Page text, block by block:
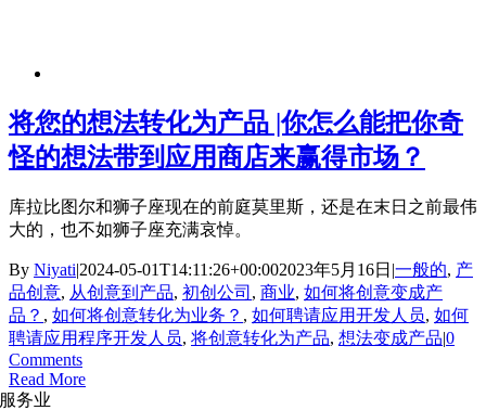
将您的想法转化为产品 |你怎么能把你奇
怪的想法带到应用商店来赢得市场？
库拉比图尔和狮子座现在的前庭莫里斯，还是在末日之前最伟
大的，也不如狮子座充满哀悼。
By Niyati|2024-05-01T14:11:26+00:002023年5月16日 |一般的, 产
品创意, 从创意到产品, 初创公司 , 商业, 如何将创意变成产
品？ , 如何将创意转化为业务？ , 如何聘请应用开发人员, 如何
聘请应用程序开发人员, 将创意转化为产品, 想法变成产品|0
Comments
Read More
服务业